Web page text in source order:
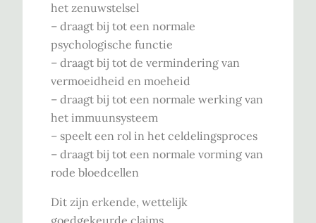
het zenuwstelsel
– draagt bij tot een normale
psychologische functie
– draagt bij tot de vermindering van
vermoeidheid en moeheid
– draagt bij tot een normale werking van
het immuunsysteem
– speelt een rol in het celdelingsproces
– draagt bij tot een normale vorming van
rode bloedcellen
Dit zijn erkende, wettelijk